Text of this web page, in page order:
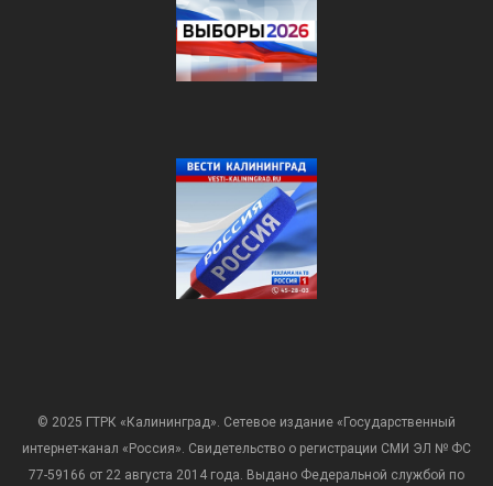
© 2025 ГТРК «Калининград». Сетевое издание «Государственный
интернет-канал «Россия». Свидетельство о регистрации СМИ ЭЛ № ФС
77-59166 от 22 августа 2014 года. Выдано Федеральной службой по